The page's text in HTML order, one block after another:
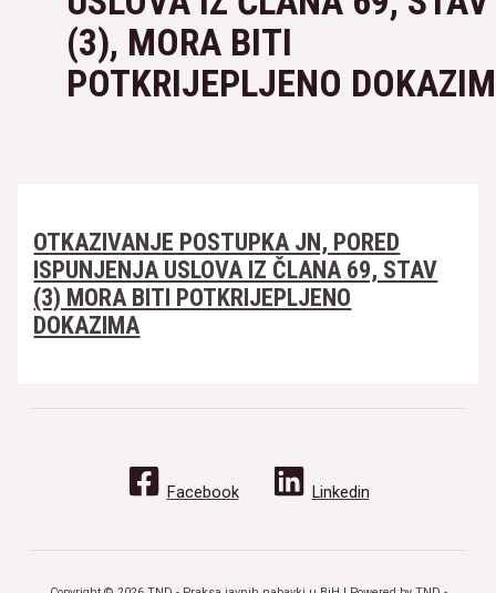
(3), MORA BITI
POTKRIJEPLJENO
OTKAZIVANJE POSTUPKA JN, PORED
ISPUNJENJA USLOVA IZ ČLANA 69, STAV
(3) MORA BITI POTKRIJEPLJENO
DOKAZIMA
Facebook Linkedin